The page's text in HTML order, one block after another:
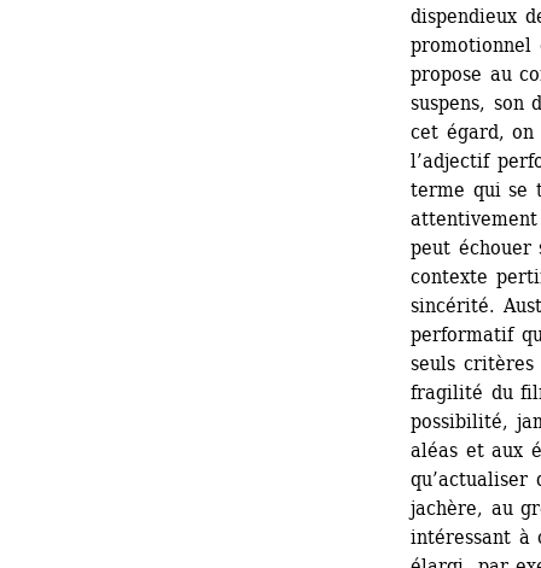
dispendieux
promotionnel
propose au
suspens, son
cet égard, on
l’adjectif
terme qui se
peut échouer
contexte
sincérité.
performatif
seuls critères
fragilité du
possibilité,
aléas et aux
qu’actualiser
jachère, au
intéressant à